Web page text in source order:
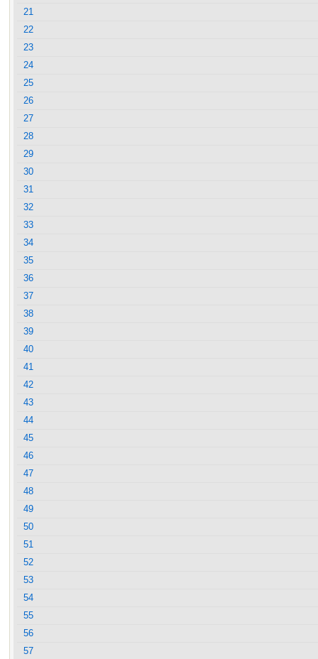
21
22
23
24
25
26
27
28
29
30
31
32
33
34
35
36
37
38
39
40
41
42
43
44
45
46
47
48
49
50
51
52
53
54
55
56
57